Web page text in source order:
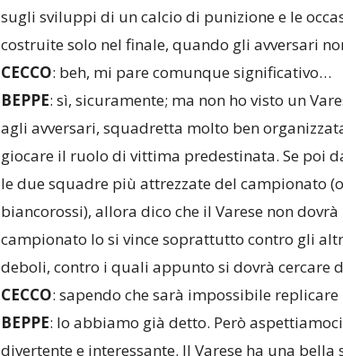
sugli sviluppi di un calcio di punizione e le
costruite solo nel finale, quando gli avversari
CECCO: beh, mi pare comunque significativo…
BEPPE: sì, sicuramente; ma non ho visto un
agli avversari, squadretta molto ben
giocare il ruolo di vittima predestinata. Se poi
le due squadre più attrezzate del campionato
biancorossi), allora dico che il Varese non
campionato lo si vince soprattutto contro gli
deboli, contro i quali appunto si dovrà cercare
CECCO: sapendo che sarà impossibile
BEPPE: lo abbiamo già detto. Però
divertente e interessante. Il Varese ha una